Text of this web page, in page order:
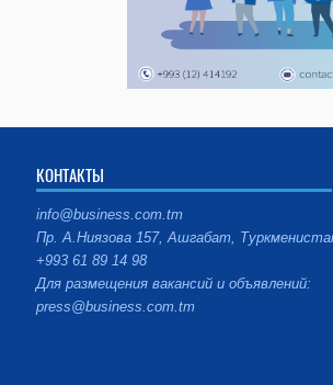
КОНТАКТЫ
info@business.com.tm
Пр. А.Ниязова 157, Ашгабат,
+993 61 89 14 98
Для размещения вакансий и объявлений:
press@business.com.tm